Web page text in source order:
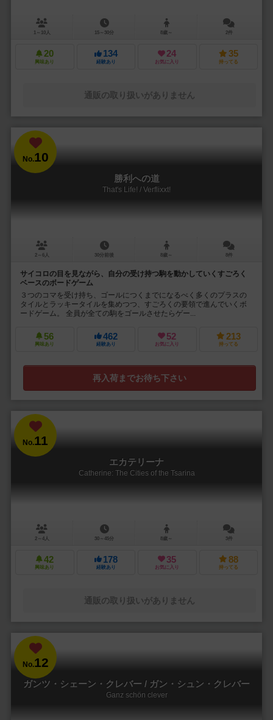
1～10人 15～30分 8歳～ 2件
20
興味あり
134
経験あり
24
お気に入り
35
持ってる
通販の取り扱いがありません
No.10
勝利への道
That's Life! / Verflixxt!
2～6人 30分前後 8歳～ 8件
サイコロの目を見ながら、自分の受け持つ駒を動かしていくすごろく
ベースのボードゲーム
３つのコマを受け持ち、ゴールにつくまでになるべく多くのプラスの
タイルとラッキータイルを集めつつ、すごろくの要領で進んでいくボ
ードゲーム。 全員が全ての駒をゴールさせたらゲー...
56
興味あり
462
経験あり
52
お気に入り
213
持ってる
再入荷までお待ち下さい
No.11
エカテリーナ
Catherine: The Cities of the Tsarina
2～4人 30～45分 8歳～ 3件
42
興味あり
178
経験あり
35
お気に入り
88
持ってる
通販の取り扱いがありません
No.12
ガンツ・シェーン・クレバー / ガン・シュン・クレバー
Ganz schön clever